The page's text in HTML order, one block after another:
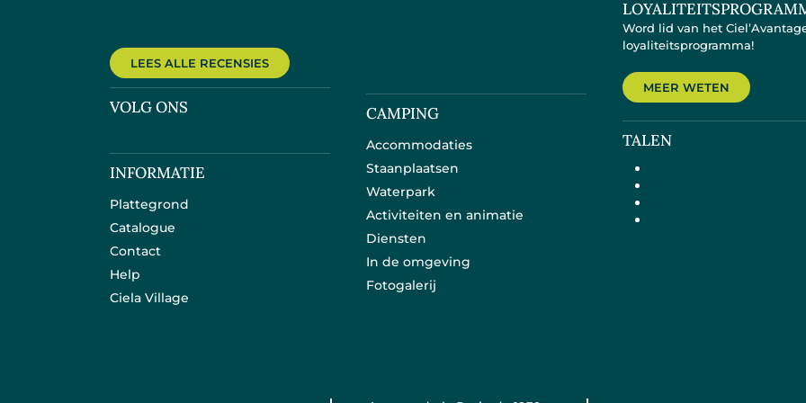
LEES ALLE RECENSIES
VOLG ONS
INFORMATIE
Plattegrond
Catalogue
Contact
Help
Ciela Village
CAMPING
Accommodaties
Staanplaatsen
Waterpark
Activiteiten en animatie
Diensten
In de omgeving
Fotogalerij
Word lid van het
loyaliteitsprogramma!
MEER WETEN
TALEN